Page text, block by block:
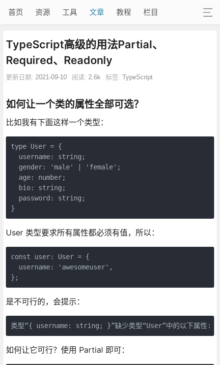
首页 资源 工具 文章 教程 栏目
TypeScript高级的用法Partial、
Required、Readonly
更新日期: 2021-09-10 阅读: 2.6k 标签: TypeScript
如何让一个类的属性全部可选？
比如我有下面这样一个类型：
type User = {
  username: string;
  gender: 'male' | 'female';
  age: number;
  bio: string;
  password: string;
}
User 类型要求所有属性都必须有值，所以：
const user: User = {
  username: 'awesomeuser',
};
是不可行的，会提示：
类型“{ username: string; }”缺少类型“User”中的以下属性:
如何让它可行？使用 Partial 即可：